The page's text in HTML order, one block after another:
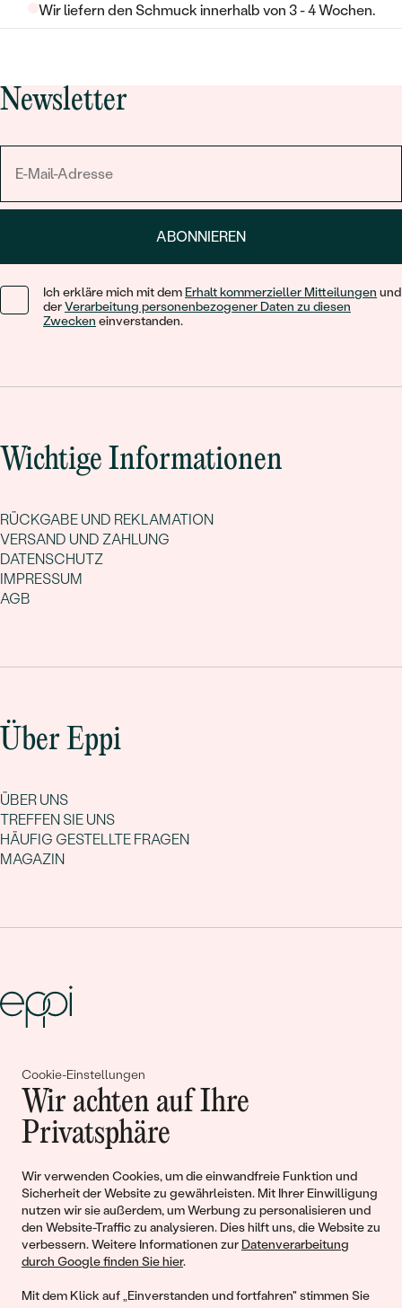
Cookie-Einstellungen
Wir achten auf Ihre
Privatsphäre
Wir verwenden Cookies, um die einwandfreie Funktion und
Sicherheit der Website zu gewährleisten. Mit Ihrer Einwilligung
nutzen wir sie außerdem, um Werbung zu personalisieren und
den Website-Traffic zu analysieren. Dies hilft uns, die Website zu
verbessern. Weitere Informationen zur Datenverarbeitung
durch Google finden Sie hier.
Mit dem Klick auf „Einverstanden und fortfahren" stimmen Sie
Wir liefern den Schmuck innerhalb von 3 - 4 Wochen.
Newsletter
ABONNIEREN
Ich erkläre mich mit dem Erhalt kommerzieller Mitteilungen und
derVerarbeitung personenbezogener Daten zu diesen
Zwecken einverstanden.
Wichtige Informationen
RÜCKGABE UND REKLAMATION
VERSAND UND ZAHLUNG
DATENSCHUTZ
IMPRESSUM
AGB
Über Eppi
ÜBER UNS
TREFFEN SIE UNS
HÄUFIG GESTELLTE FRAGEN
MAGAZIN
Gemeinsam erschaffen wir
Geschichten von Schönheit und
Liebe
Begleiten Sie uns!